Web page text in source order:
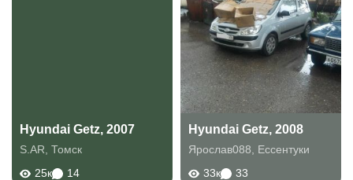
Hyundai Getz, 2007
S.AR Томск
25к
14
Hyundai Getz, 2008
Ярослав088
Ессентуки
33к
33